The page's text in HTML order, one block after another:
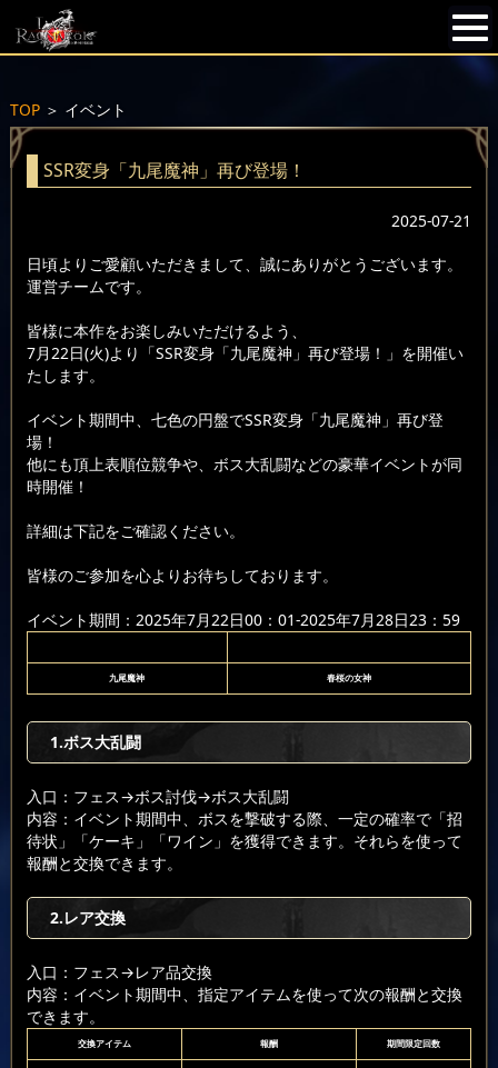
TOP＞ イベント
SSR変身「九尾魔神」再び登場！
2025-07-21
日頃よりご愛顧いただきまして、誠にありがとうございます。
運営チームです。
皆様に本作をお楽しみいただけるよう、
7月22日(火)より「SSR変身「九尾魔神」再び登場！」を開催い
たします。
イベント期間中、七色の円盤でSSR変身「九尾魔神」再び登
場！
他にも頂上表順位競争や、ボス大乱闘などの豪華イベントが同
時開催！
詳細は下記をご確認ください。
皆様のご参加を心よりお待ちしております。
イベント期間：2025年7月22日00：01-2025年7月28日23：59
九尾魔神 春桜の女神
1.ボス大乱闘
入口：フェス→ボス討伐→ボス大乱闘
内容：イベント期間中、ボスを撃破する際、一定の確率で「招
待状」「ケーキ」「ワイン」を獲得できます。それらを使って
報酬と交換できます。
2.レア交換
入口：フェス→レア品交換
内容：イベント期間中、指定アイテムを使って次の報酬と交換
できます。
交換アイテム 報酬 期間限定回数